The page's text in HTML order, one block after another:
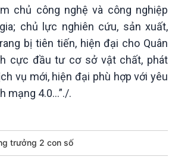
Góc nhìn VOV1
10 phút Sự kiện - Luận bàn
Câu chuyện thời sự
Dòng chảy sự kiện
chủ công nghệ và công nghiệp
chủ lực nghiên cứu, sản xuất,
bị tiên tiến, hiện đại cho Quân
cực đầu tư cơ sở vật chất, phát
vụ mới, hiện đại phù hợp với yêu
mạng 4.0...”./.
trưởng 2 con số